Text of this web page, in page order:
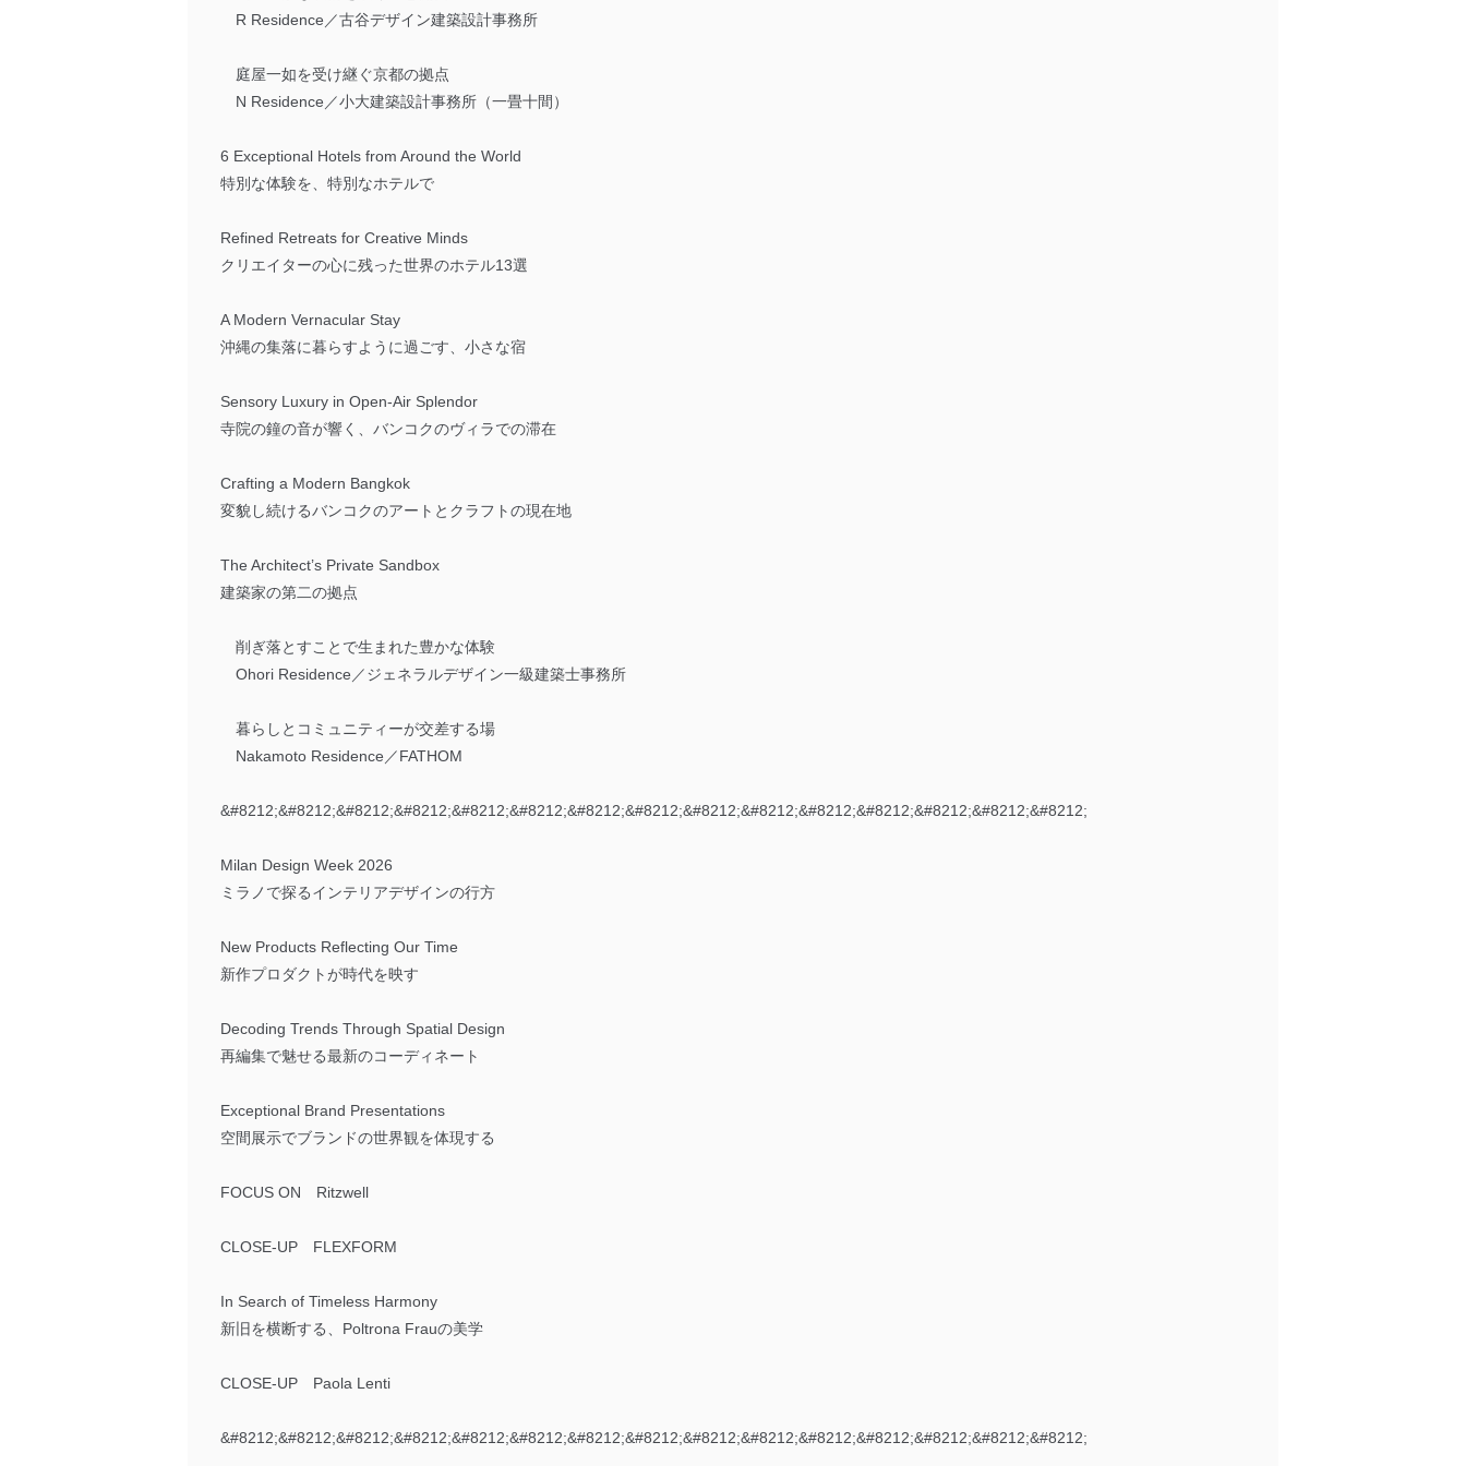
R Residence／古谷デザイン建築設計事務所
庭屋一如を受け継ぐ京都の拠点
N Residence／小大建築設計事務所（一畳十間）
6 Exceptional Hotels from Around the World
特別な体験を、特別なホテルで
Refined Retreats for Creative Minds
クリエイターの心に残った世界のホテル13選
A Modern Vernacular Stay
沖縄の集落に暮らすように過ごす、小さな宿
Sensory Luxury in Open-Air Splendor
寺院の鐘の音が響く、バンコクのヴィラでの滞在
Crafting a Modern Bangkok
変貌し続けるバンコクのアートとクラフトの現在地
The Architect’s Private Sandbox
建築家の第二の拠点
削ぎ落とすことで生まれた豊かな体験
Ohori Residence／ジェネラルデザイン一級建築士事務所
暮らしとコミュニティーが交差する場
Nakamoto Residence／FATHOM
&#8212;&#8212;&#8212;&#8212;&#8212;&#8212;&#8212;&#8212;&#8212;&#8212;&#8212;&#8212;&#8212;&#8212;&#8212;
Milan Design Week 2026
ミラノで探るインテリアデザインの行方
New Products Reflecting Our Time
新作プロダクトが時代を映す
Decoding Trends Through Spatial Design
再編集で魅せる最新のコーディネート
Exceptional Brand Presentations
空間展示でブランドの世界観を体現する
FOCUS ON Ritzwell
CLOSE-UP FLEXFORM
In Search of Timeless Harmony
新旧を横断する、Poltrona Frauの美学
CLOSE-UP Paola Lenti
&#8212;&#8212;&#8212;&#8212;&#8212;&#8212;&#8212;&#8212;&#8212;&#8212;&#8212;&#8212;&#8212;&#8212;&#8212;